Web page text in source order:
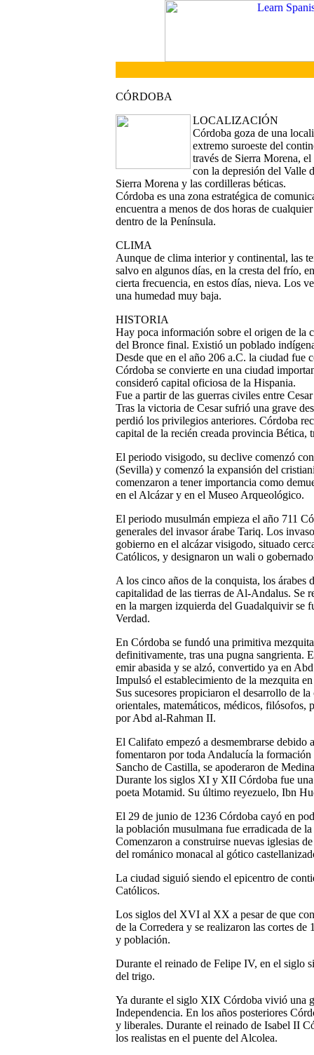
CÓRDOBA
LOCALIZACIÓN
Córdoba goza de una
extremo suroeste del
través de Sierra Morena,
con la depresión del Valle
Sierra Morena y las cordilleras béticas.
Córdoba es una zona estratégica de
encuentra a menos de dos horas de
dentro de la Península.
CLIMA
Aunque de clima interior y continental, las
salvo en algunos días, en la cresta del frío,
cierta frecuencia, en estos días, nieva. Los
una humedad muy baja.
HISTORIA
Hay poca información sobre el origen de la
del Bronce final. Existió un poblado
Desde que en el año 206 a.C. la ciudad fue
Córdoba se convierte en una ciudad
consideró capital oficiosa de la Hispania.
Fue a partir de las guerras civiles entre
Tras la victoria de Cesar sufrió una grave
perdió los privilegios anteriores. Córdoba
capital de la recién creada provincia Bética,
El periodo visigodo, su declive comenzó
(Sevilla) y comenzó la expansión del
comenzaron a tener importancia como
en el Alcázar y en el Museo Arqueológico.
El periodo musulmán empieza el año 711
generales del invasor árabe Tariq. Los
gobierno en el alcázar visigodo, situado
Católicos, y designaron un wali o
A los cinco años de la conquista, los árabes
capitalidad de las tierras de Al-Andalus. Se
en la margen izquierda del Guadalquivir se
Verdad.
En Córdoba se fundó una primitiva
definitivamente, tras una pugna sangrienta.
emir abasida y se alzó, convertido ya en
Impulsó el establecimiento de la mezquita
Sus sucesores propiciaron el desarrollo de
orientales, matemáticos, médicos, filósofos,
por Abd al-Rahman II.
El Califato empezó a desmembrarse debido
fomentaron por toda Andalucía la
Sancho de Castilla, se apoderaron de
Durante los siglos XI y XII Córdoba fue
poeta Motamid. Su último reyezuelo, Ibn
El 29 de junio de 1236 Córdoba cayó en
la población musulmana fue erradicada de
Comenzaron a construirse nuevas iglesias
del románico monacal al gótico
La ciudad siguió siendo el epicentro de
Católicos.
Los siglos del XVI al XX a pesar de que
de la Corredera y se realizaron las cortes
y población.
Durante el reinado de Felipe IV, en el siglo
del trigo.
Ya durante el siglo XIX Córdoba vivió una
Independencia. En los años posteriores
y liberales. Durante el reinado de Isabel II
los realistas en el puente del Alcolea.